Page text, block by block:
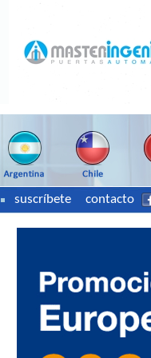
suscríbete contacto